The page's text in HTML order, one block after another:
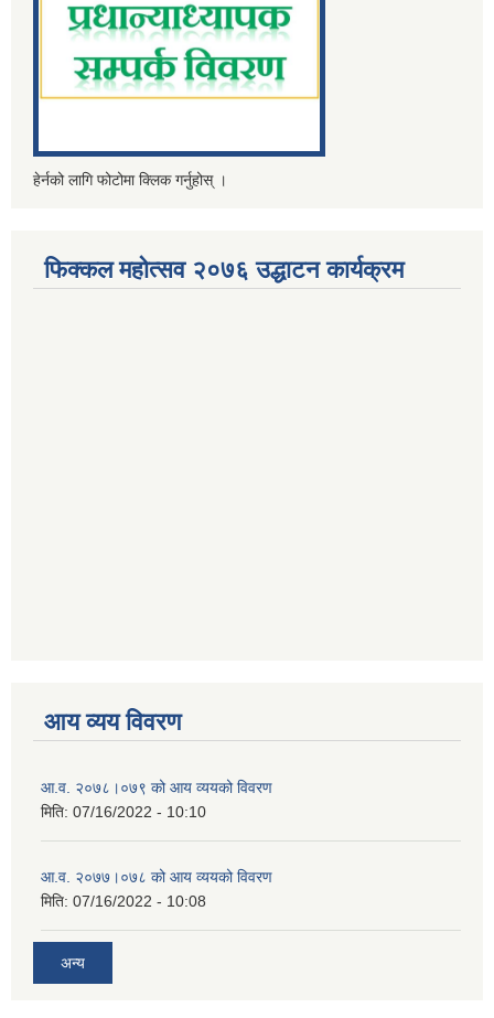
हेर्नको लागि फोटोमा क्लिक गर्नुहोस् ।
फिक्कल महोत्सव २०७६ उद्धाटन कार्यक्रम
आय व्यय विवरण
आ.व. २०७८।०७९ को आय व्ययको विवरण
मिति: 07/16/2022 - 10:10
आ.व. २०७७।०७८ को आय व्ययको विवरण
मिति: 07/16/2022 - 10:08
अन्य